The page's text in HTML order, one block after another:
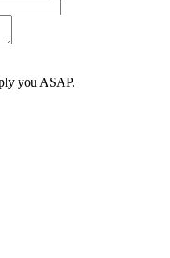
you ASAP.